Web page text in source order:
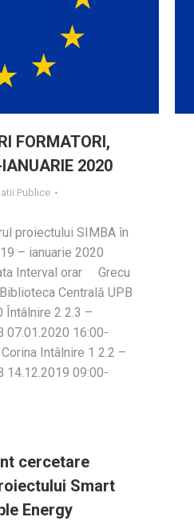
FORMATORI,
2020
Publice
proiectului SIMBA în
– ianuarie 2020
Interval orar Grecu
Centrală UPB
Întâlnire 2 2.3 –
07.01.2020 16:00-
Intâlnire 1 2.2 –
14.12.2019 09:00-
cercetare
Smart
Energy